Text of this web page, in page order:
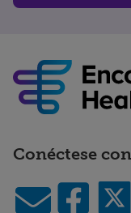
Conéctese